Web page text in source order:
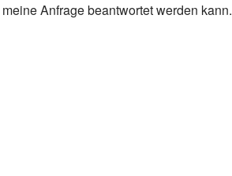
Anfrage beantwortet werden kann.